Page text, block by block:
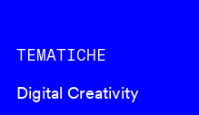
TEMATICHE
Digital Creativity